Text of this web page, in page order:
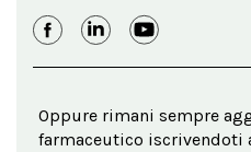
Oppure rimani sempre
farmaceutico iscrivendoti